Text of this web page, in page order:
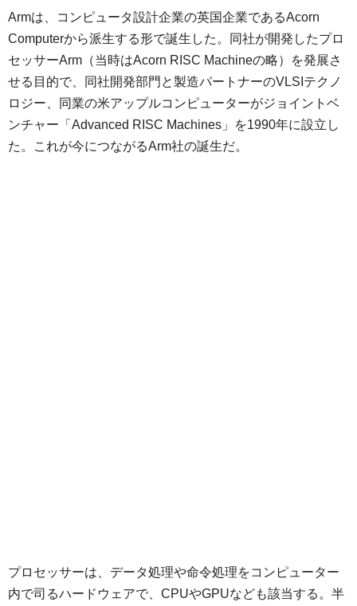
Armは、コンピュータ設計企業の英国企業であるAcorn
Computerから派生する形で誕生した。同社が開発したプロ
セッサーArm（当時はAcorn RISC Machineの略）を発展さ
せる目的で、同社開発部門と製造パートナーのVLSIテクノ
ロジー、同業の米アップルコンピューターがジョイントベ
ンチャー「Advanced RISC Machines」を1990年に設立し
た。これが今につながるArm社の誕生だ。
プロセッサーは、データ処理や命令処理をコンピューター
内で司るハードウェアで、CPUやGPUなども該当する。半